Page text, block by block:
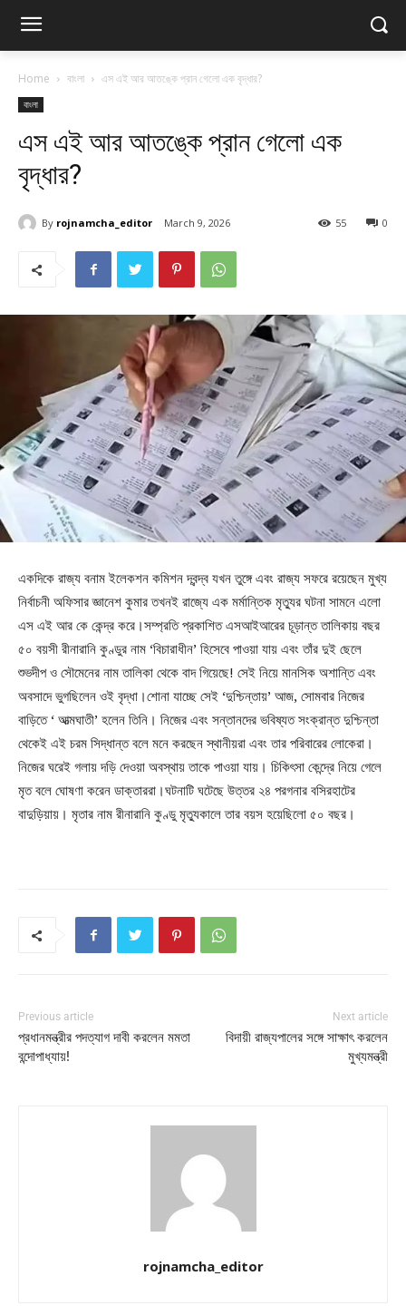
Home বাংলা এস এই আর আতঙ্কে প্রান গেলো এক বৃদ্ধার?
বাংলা
এস এই আর আতঙ্কে প্রান গেলো এক
বৃদ্ধার?
By rojnamcha_editor March 9, 2026 0
55
একদিকে রাজ্য বনাম ইলেকশন কমিশন দ্বন্দ্ব যখন তুঙ্গে এবং রাজ্য সফরে রয়েছেন মুখ্য
নির্বাচনী অফিসার জ্ঞানেশ কুমার তখনই রাজ্যে এক মর্মান্তিক মৃত্যুর ঘটনা সামনে এলো
এস এই আর কে কেন্দ্র করে।সম্প্রতি প্রকাশিত এসআইআরের চূড়ান্ত তালিকায় বছর
৫০ বয়সী রীনারানি কুণ্ডুর নাম ‘বিচারাধীন’ হিসেবে পাওয়া যায় এবং তাঁর দুই ছেলে
শুভদীপ ও সৌমেনের নাম তালিকা থেকে বাদ গিয়েছে! সেই নিয়ে মানসিক অশান্তি এবং
অবসাদে ভুগছিলেন ওই বৃদ্ধা।শোনা যাচ্ছে সেই ‘দুশ্চিন্তায়’ আজ, সোমবার নিজের
বাড়িতে ‘ আত্মঘাতী’ হলেন তিনি। নিজের এবং সন্তানদের ভবিষ্যত সংক্রান্ত দুশ্চিন্তা
থেকেই এই চরম সিদ্ধান্ত বলে মনে করছেন স্থানীয়রা এবং তার পরিবারের লোকেরা।
নিজের ঘরেই গলায় দড়ি দেওয়া অবস্থায় তাকে পাওয়া যায়। চিকিৎসা কেন্দ্রে নিয়ে গেলে
মৃত বলে ঘোষণা করেন ডাক্তাররা।ঘটনাটি ঘটেছে উত্তর ২৪ পরগনার বসিরহাটের
বাদুড়িয়ায়। মৃতার নাম রীনারানি কুণ্ডু মৃত্যুকালে তার বয়স হয়েছিলো ৫০ বছর।
Previous article
প্রধানমন্ত্রীর পদত্যাগ দাবী করলেন মমতা
বন্দোপাধ্যায়!
Next article
বিদায়ী রাজ্যপালের সঙ্গে সাক্ষাৎ করলেন
মুখ্যমন্ত্রী
rojnamcha_editor